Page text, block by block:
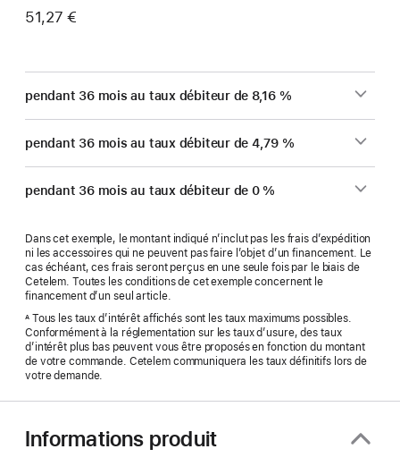
51,27 €
pendant 36 mois au taux débiteur de 8,16 %
pendant 36 mois au taux débiteur de 4,79 %
pendant 36 mois au taux débiteur de 0 %
Dans cet exemple, le montant indiqué n’inclut pas les frais d’expédition
ni les accessoires qui ne peuvent pas faire l’objet d’un financement. Le
cas échéant, ces frais seront perçus en une seule fois par le biais de
Cetelem. Toutes les conditions de cet exemple concernent le
financement d’un seul article.
ATous les taux d’intérêt affichés sont les taux maximums possibles.
Conformément à la réglementation sur les taux d’usure, des taux
d’intérêt plus bas peuvent vous être proposés en fonction du montant
de votre commande. Cetelem communiquera les taux définitifs lors de
votre demande.
Informations produit